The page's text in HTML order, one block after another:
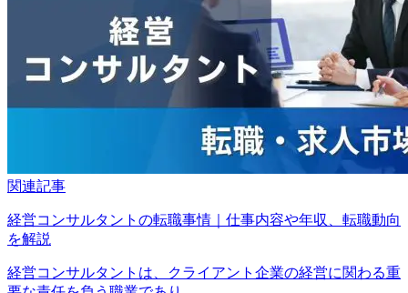
関連記事
経営コンサルタントの転職事情｜仕事内容や年収、転職動向
を解説
経営コンサルタントは、クライアント企業の経営に関わる重